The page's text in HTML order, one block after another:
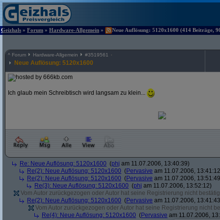
Geizhals » Forum » Hardware-Allgemein » Neue Auflösung: 5120x1600 (414 Beiträge,
^ Forum Hardware-Allgemein #3519561
Neue Auflösung: 5120x1600
Ich glaub mein Schreibtisch wird langsam zu klein...
Re: Neue Auflösung: 5120x1600 (phj am 11.07.2006, 13:40:39)
Re(2): Neue Auflösung: 5120x1600 (Pervasive am 11.07.2006,
Re(2): Neue Auflösung: 5120x1600 (Pervasive am 11.07.2006,
Re(3): Neue Auflösung: 5120x1600 (phj am 11.07.2006, 13:52:12)
Vom Autor zurückgezogen oder Autor hat seine Registrierung nicht
Re(2): Neue Auflösung: 5120x1600 (Pervasive am 11.07.2006,
Vom Autor zurückgezogen oder Autor hat seine Registrierung nicht
Re(4): Neue Auflösung: 5120x1600 (Pervasive am 11.07.2006,